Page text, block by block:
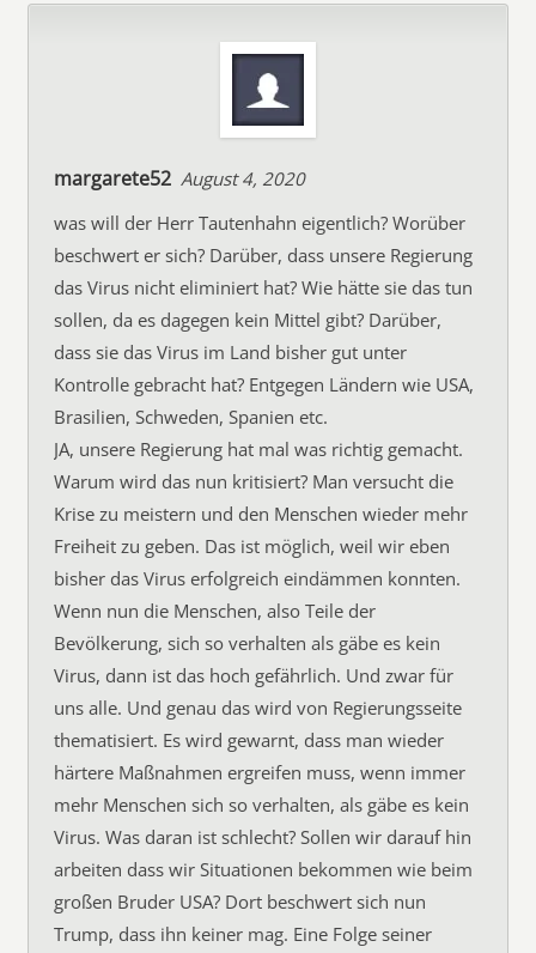
margarete52 August 4, 2020
was will der Herr Tautenhahn eigentlich? Worüber
beschwert er sich? Darüber, dass unsere Regierung
das Virus nicht eliminiert hat? Wie hätte sie das tun
sollen, da es dagegen kein Mittel gibt? Darüber,
dass sie das Virus im Land bisher gut unter
Kontrolle gebracht hat? Entgegen Ländern wie USA,
Brasilien, Schweden, Spanien etc.
JA, unsere Regierung hat mal was richtig gemacht.
Warum wird das nun kritisiert? Man versucht die
Krise zu meistern und den Menschen wieder mehr
Freiheit zu geben. Das ist möglich, weil wir eben
bisher das Virus erfolgreich eindämmen konnten.
Wenn nun die Menschen, also Teile der
Bevölkerung, sich so verhalten als gäbe es kein
Virus, dann ist das hoch gefährlich. Und zwar für
uns alle. Und genau das wird von Regierungsseite
thematisiert. Es wird gewarnt, dass man wieder
härtere Maßnahmen ergreifen muss, wenn immer
mehr Menschen sich so verhalten, als gäbe es kein
Virus. Was daran ist schlecht? Sollen wir darauf hin
arbeiten dass wir Situationen bekommen wie beim
großen Bruder USA? Dort beschwert sich nun
Trump, dass ihn keiner mag. Eine Folge seiner